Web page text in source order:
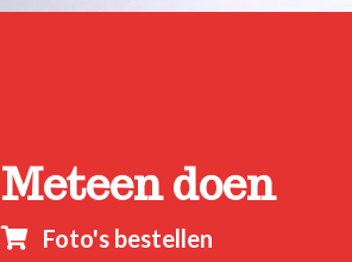
Meteen doen
 Foto's bestellen